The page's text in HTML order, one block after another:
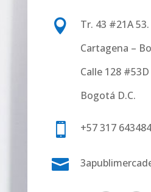

Tr. 43 #21A 53.
Cartagena –
Calle 128 #53D
Bogotá D.C.
 +57 317
